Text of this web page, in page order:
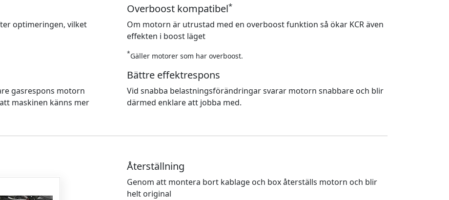
optimeringen, vilket
Overboost kompatibel*
Om motorn är utrustad med en overboost funktion så ökar KCR även
effekten i boost läget
*Gäller motorer som har overboost.
gasrespons motorn
maskinen känns mer
Bättre effektrespons
Vid snabba belastningsförändringar svarar motorn snabbare och blir
därmed enklare att jobba med.
Återställning
Genom att montera bort kablage och box återställs motorn och blir
helt original